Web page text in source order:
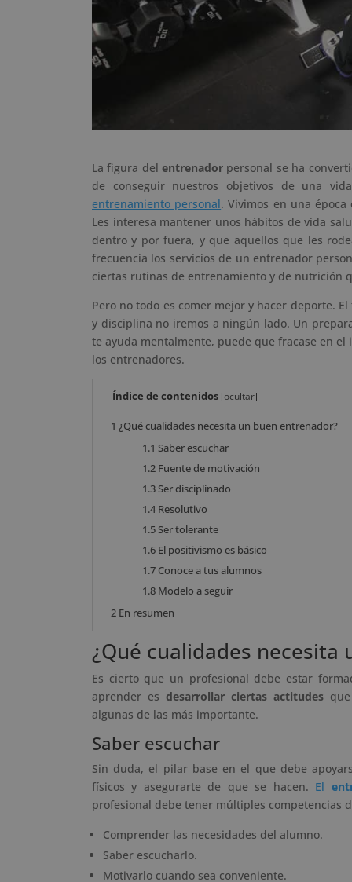
La figura delentrenador personal se ha
de conseguir nuestros objetivos de una
entrenamiento personal. Vivimos en una
Les interesa mantener unos hábitos de vida
dentro y por fuera, y que aquellos que les
frecuencia los servicios de un entrenador
ciertas rutinas de entrenamiento y de nutrición
Pero no todo es comer mejor y hacer deporte.
y disciplina no iremos a ningún lado. Un
te ayuda mentalmente, puede que fracase en
los entrenadores.
Índice de contenidos [ocultar]
1 ¿Qué cualidades necesita un buen entrenador?
1.1 Saber escuchar
1.2 Fuente de motivación
1.3 Ser disciplinado
1.4 Resolutivo
1.5 Ser tolerante
1.6 El positivismo es básico
1.7 Conoce a tus alumnos
1.8 Modelo a seguir
2 En resumen
¿Qué cualidades
Es cierto que un profesional debe estar
aprender es desarrollar ciertas actitudesque
algunas de las más importante.
Saber escuchar
Sin duda, el pilar base en el que debe
físicos y asegurarte de que se hacen. El
profesional debe tener múltiples competencias
Comprender las necesidades del alumno.
Saber escucharlo.
Motivarlo cuando sea conveniente.